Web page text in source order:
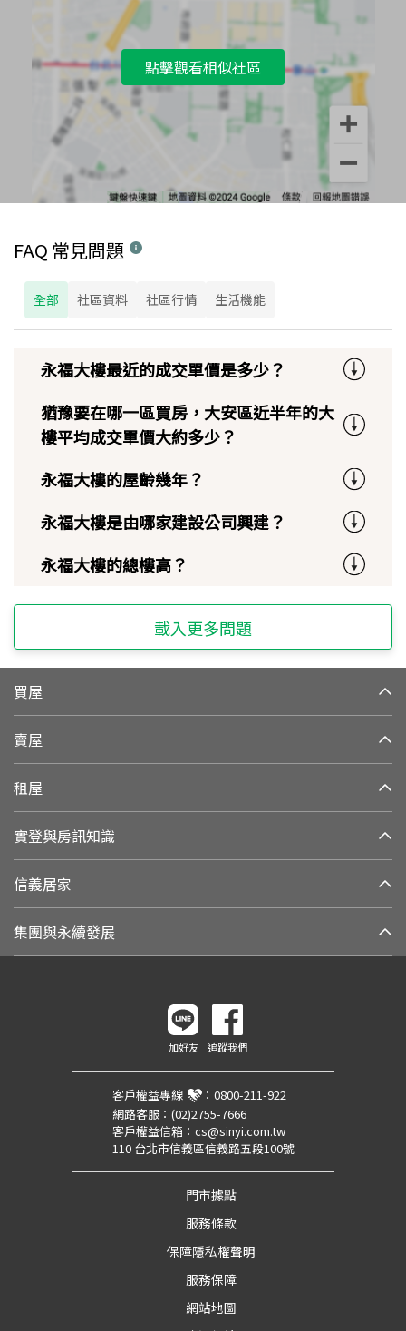
點擊觀看相似社區
FAQ 常見問題
全部 社區資料 社區行情 生活機能
永福大樓最近的成交單價是多少？
猶豫要在哪一區買房，大安區近半年的大
樓平均成交單價大約多少？
永福大樓的屋齡幾年？
永福大樓是由哪家建設公司興建？
永福大樓的總樓高？
載入更多問題
買屋
賣屋
租屋
實登與房訊知識
信義居家
集團與永續發展
加好友 追蹤我們
客戶權益專線 ： 0800-211-922
網路客服： (02)2755-7666
客戶權益信箱： cs@sinyi.com.tw
110 台北市信義區信義路五段100號
門市據點
服務條款
保障隱私權聲明
服務保障
網站地圖